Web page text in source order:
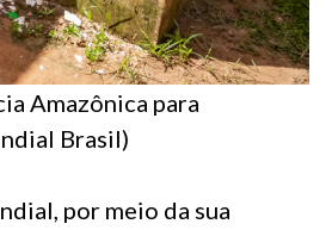
Amazônica para
Brasil)
por meio da sua